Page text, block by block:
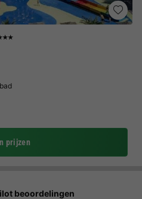
prijzen
beoordelingen